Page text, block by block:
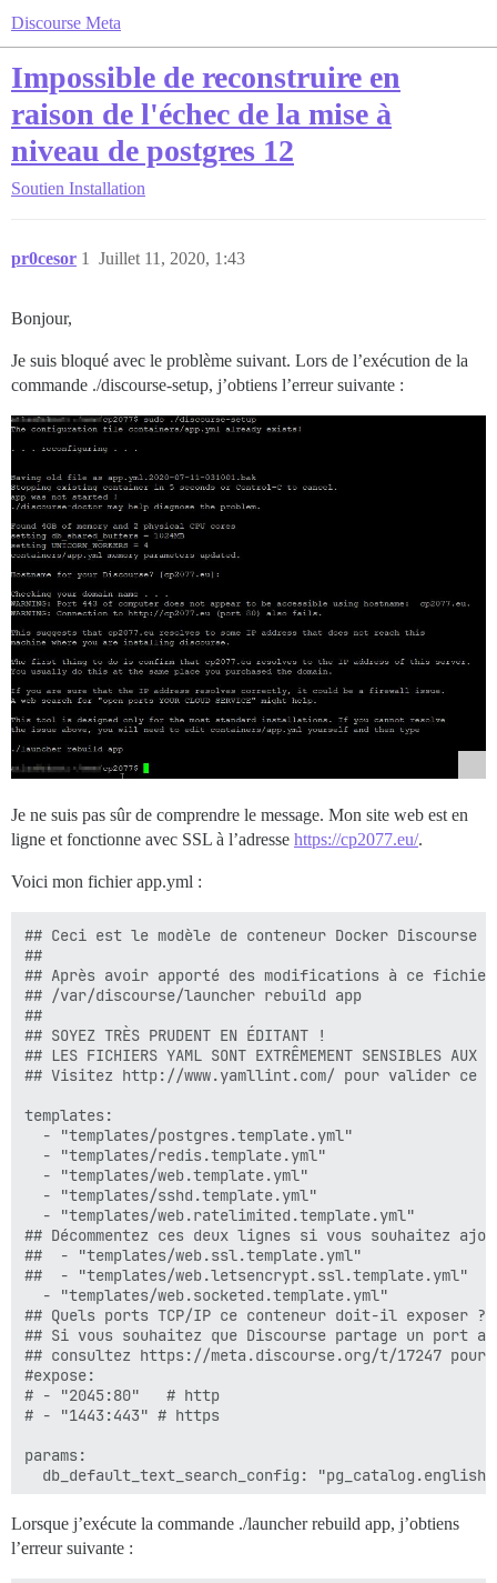
Discourse Meta
Impossible de reconstruire en
raison de l'échec de la mise à
niveau de postgres 12
Soutien Installation
pr0cesor Juillet 11, 2020, 1:43
1
Bonjour,
Je suis bloqué avec le problème suivant. Lors de l’exécution de la
commande ./discourse-setup, j’obtiens l’erreur suivante :
Je ne suis pas sûr de comprendre le message. Mon site web est en
ligne et fonctionne avec SSL à l’adresse https://cp2077.eu/.
Voici mon fichier app.yml :
## Ceci est le modèle de conteneur Docker Discourse
##
## Après avoir apporté des modifications à ce
## /var/discourse/launcher rebuild app
##
## SOYEZ TRÈS PRUDENT EN ÉDITANT !
## LES FICHIERS YAML SONT EXTRÊMEMENT SENSIBLES AUX
## Visitez http://www.yamllint.com/ pour valider ce
templates:
  - "templates/postgres.template.yml"
  - "templates/redis.template.yml"
  - "templates/web.template.yml"
  - "templates/sshd.template.yml"
  - "templates/web.ratelimited.template.yml"
## Décommentez ces deux lignes si vous souhaitez
##  - "templates/web.ssl.template.yml"
##  - "templates/web.letsencrypt.ssl.template.yml"
  - "templates/web.socketed.template.yml"
## Quels ports TCP/IP ce conteneur doit-il exposer ?
## Si vous souhaitez que Discourse partage un port
## consultez https://meta.discourse.org/t/17247
#expose:
# - "2045:80"   # http
# - "1443:443" # https
params:
  db_default_text_search_config: "pg_catalog.english"
## Définissez db_shared_buffers à un maximum de 25
## Sera défini automatiquement par bootstrap en
  db_shared_buffers: "1024MB"
Lorsque j’exécute la commande ./launcher rebuild app, j’obtiens
l’erreur suivante :